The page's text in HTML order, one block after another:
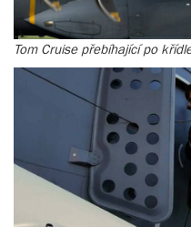
Tom Cruise přebíhající po